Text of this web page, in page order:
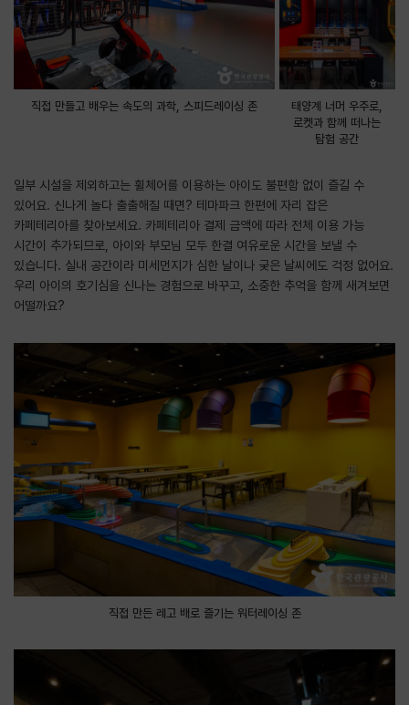
직접 만들고 배우는 속도의 과학, 스피드레이싱 존
태양계 너머 우주로,
로켓과 함께 떠나는
탐험 공간
일부 시설을 제외하고는 휠체어를 이용하는 아이도 불편함 없이 즐길 수
있어요. 신나게 놀다 출출해질 때면? 테마파크 한편에 자리 잡은
카페테리아를 찾아보세요. 카페테리아 결제 금액에 따라 전체 이용 가능
시간이 추가되므로, 아이와 부모님 모두 한결 여유로운 시간을 보낼 수
있습니다. 실내 공간이라 미세먼지가 심한 날이나 궂은 날씨에도 걱정 없어요.
우리 아이의 호기심을 신나는 경험으로 바꾸고, 소중한 추억을 함께 새겨보면
어떨까요?
직접 만든 레고 배로 즐기는 워터레이싱 존